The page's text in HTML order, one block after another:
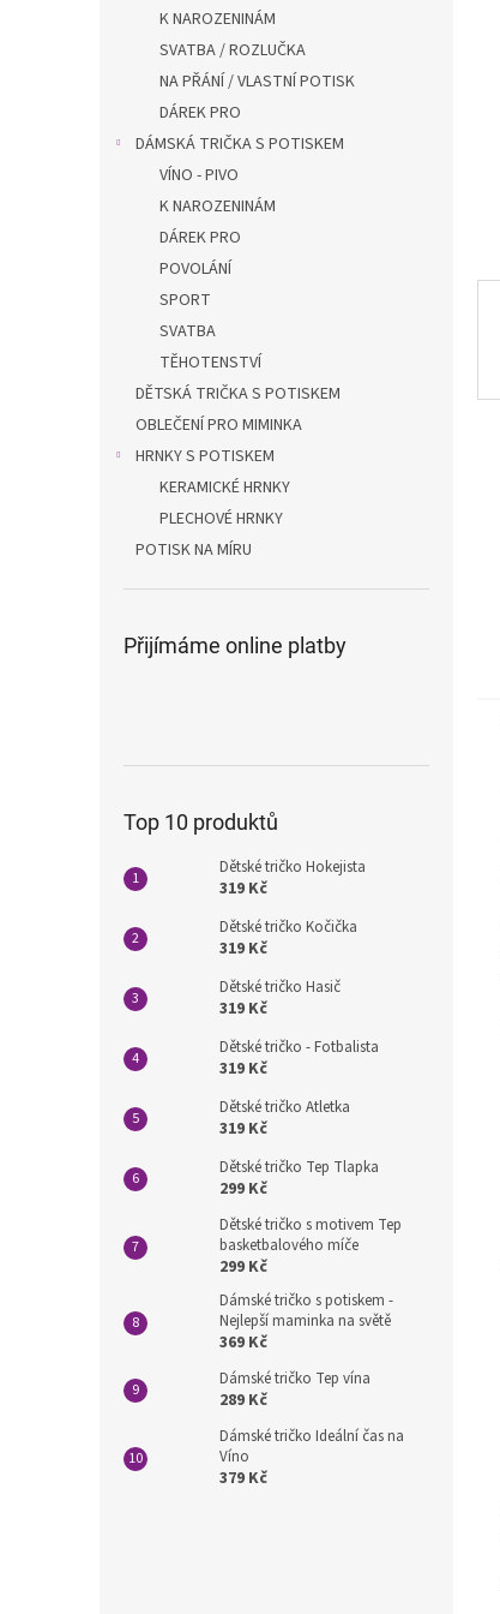
K NAROZENINÁM
SVATBA / ROZLUČKA
NA PŘÁNÍ / VLASTNÍ POTISK
DÁREK PRO
DÁMSKÁ TRIČKA S POTISKEM
VÍNO - PIVO
K NAROZENINÁM
DÁREK PRO
POVOLÁNÍ
SPORT
SVATBA
TĚHOTENSTVÍ
DĚTSKÁ TRIČKA S POTISKEM
OBLEČENÍ PRO MIMINKA
HRNKY S POTISKEM
KERAMICKÉ HRNKY
PLECHOVÉ HRNKY
POTISK NA MÍRU
Přijímáme online platby
Top 10 produktů
Dětské tričko Hokejista
319 Kč
Dětské tričko Kočička
319 Kč
Dětské tričko Hasič
319 Kč
Dětské tričko - Fotbalista
319 Kč
Dětské tričko Atletka
319 Kč
Dětské tričko Tep Tlapka
299 Kč
Dětské tričko s motivem Tep
basketbalového míče
299 Kč
Dámské tričko s potiskem -
Nejlepší maminka na světě
369 Kč
Dámské tričko Tep vína
289 Kč
Dámské tričko Ideální čas na
Víno
379 Kč